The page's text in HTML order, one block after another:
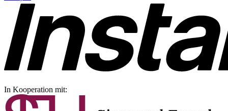
In Kooperation mit: